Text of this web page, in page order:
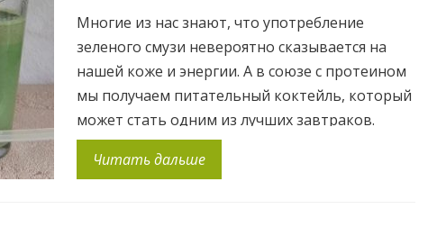
Многие из нас знают, что употребление
зеленого смузи невероятно сказывается на
нашей коже и энергии. А в союзе с протеином
мы получаем питательный коктейль, который
может стать одним из лучших завтраков.
Такие коктейли очень популярны в Америке и
Европе, потому что дают мощный заряд
Читать дальше